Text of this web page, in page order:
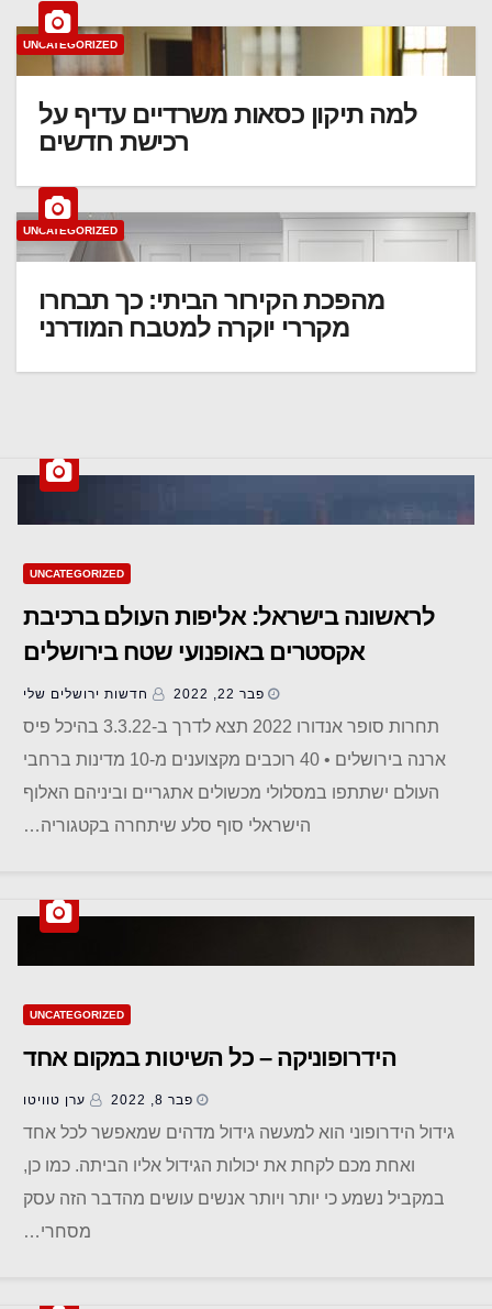
UNCATEGORIZED
למה תיקון כסאות משרדיים עדיף על
רכישת חדשים
UNCATEGORIZED
מהפכת הקירור הביתי: כך תבחרו
מקררי יוקרה למטבח המודרני
UNCATEGORIZED
לראשונה בישראל: אליפות העולם ברכיבת
אקסטרים באופנועי שטח בירושלים
פבר 22, 2022 חדשות ‫ירושלים שלי
תחרות סופר אנדורו 2022 תצא לדרך ב-3.3.22 בהיכל פיס
ארנה בירושלים • 40 רוכבים מקצוענים מ-10 מדינות ברחבי
העולם ישתתפו במסלולי מכשולים אתגריים וביניהם האלוף
הישראלי סוף סלע שיתחרה בקטגוריה…
UNCATEGORIZED
הידרופוניקה – כל השיטות במקום אחד
פבר 8, 2022 ערן טוויטו
גידול הידרופוני הוא למעשה גידול מדהים שמאפשר לכל אחד
ואחת מכם לקחת את יכולות הגידול אליו הביתה. כמו כן,
במקביל נשמע כי יותר ויותר אנשים עושים מהדבר הזה עסק
מסחרי…